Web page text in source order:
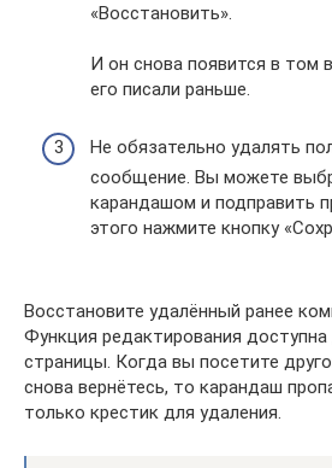
«Восстановить».
И он снова появится в том
его писали раньше.
Не обязательно удалять
сообщение. Вы можете
карандашом и подправить
этого нажмите кнопку
Восстановите удалённый ранее
Функция редактирования доступна
страницы. Когда вы посетите
снова вернётесь, то карандаш
только крестик для удаления.